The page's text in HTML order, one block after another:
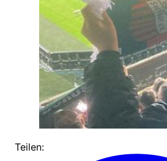
Teilen: